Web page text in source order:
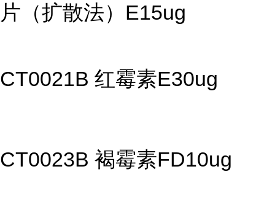
片（扩散法）E15ug
CT0021B 红霉素E30ug
CT0023B 褐霉素FD10ug